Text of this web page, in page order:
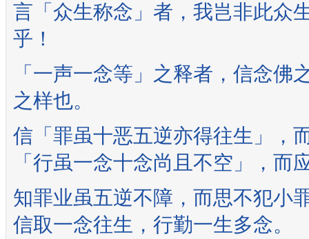
言「众生称念」者，我岂非此众
乎！
「一声一念等」之释者，信念
之样也。
信「罪虽十恶五逆亦得往生」，
「行虽一念十念尚且不空」，
知罪业虽五逆不障，而思不犯小
信取一念往生，行勤一生多念。